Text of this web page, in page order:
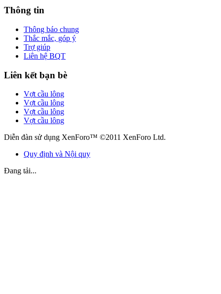
Thông tin
Thông báo chung
Thắc mắc, góp ý
Trợ giúp
Liên hệ BQT
Liên kết bạn bè
Vợt cầu lông
Vợt cầu lông
Vợt cầu lông
Vợt cầu lông
Diễn đàn sử dụng XenForo™ ©2011 XenForo Ltd.
Quy định và Nội quy
Đang tải...